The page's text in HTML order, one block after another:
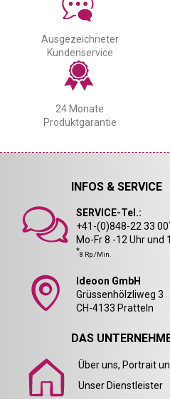
Ausgezeichneter
Kundenservice
24 Monate
Produktgarantie
INFOS & SERVICE
SERVICE-Tel.:
+41-(0)848-22 33 00
Mo-Fr 8 -12 Uhr und
*8 Rp./Min.
Ideoon GmbH
Grüssenhölzliweg 3
CH-4133 Pratteln
DAS
Über uns, Portrait
Unser Dienstleister